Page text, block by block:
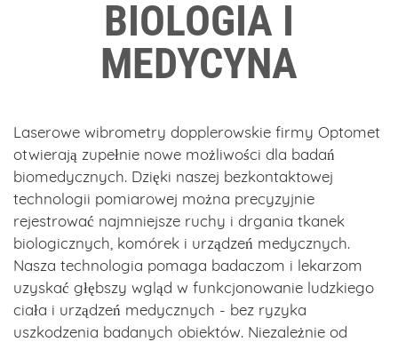
BIOLOGIA I
MEDYCYNA
Laserowe wibrometry dopplerowskie firmy Optomet
otwierają zupełnie nowe możliwości dla badań
biomedycznych. Dzięki naszej bezkontaktowej
technologii pomiarowej można precyzyjnie
rejestrować najmniejsze ruchy i drgania tkanek
biologicznych, komórek i urządzeń medycznych.
Nasza technologia pomaga badaczom i lekarzom
uzyskać głębszy wgląd w funkcjonowanie ludzkiego
ciała i urządzeń medycznych - bez ryzyka
uszkodzenia badanych obiektów. Niezależnie od